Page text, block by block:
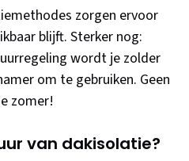
zorgen ervoor
blijft. Sterker nog:
wordt je zolder
om te gebruiken. Geen
zomer!
van dakisolatie?